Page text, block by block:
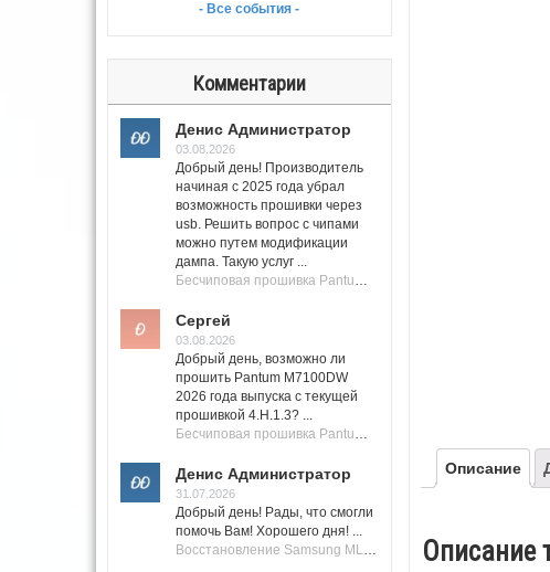
- Все события -
Комментарии
Денис Администратор
03.08.2026
Добрый день! Производитель
начиная с 2025 года убрал
возможность прошивки через
usb. Решить вопрос с чипами
можно путем модификации
дампа. Такую услуг ...
Бесчиповая прошивка Pantum M7100 Series (M7100, M7108, M7102, M7103, M7105)
Сергей
03.08.2026
Добрый день, возможно ли
прошить Pantum M7100DW
2026 года выпуска с текущей
прошивкой 4.H.1.3? ...
Бесчиповая прошивка Pantum M7100 Series (M7100, M7108, M7102, M7103, M7105)
Денис Администратор
31.07.2026
Добрый день! Рады, что смогли
помочь Вам! Хорошего дня! ...
Восстановление Samsung ML-1661, ML-1666 после не удачной прошивки.
Описание
Описание